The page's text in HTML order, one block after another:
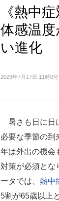
《熱中
体感温
い進化
2023年7月17日 11時0分
暑さも日に日
必要な季節の到
年は外出の機会
対策が必須とな
ータでは、 熱中
5割が65歳以上